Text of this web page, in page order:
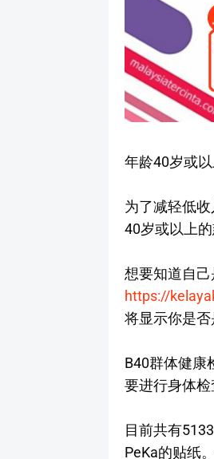
年龄40岁或
为了减轻低
40岁或以上
想要知道自
https://
将显示你是否
B40群体健康
要进行身体检
目前共有
PeKa的贴纸